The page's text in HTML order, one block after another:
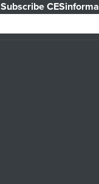
Subscribe CESinforma